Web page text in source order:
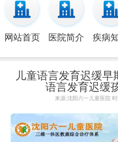
网站首页 医院简介 疾病
儿童语言发育迟缓早
语言发育迟缓
来源:沈阳六一儿童医院